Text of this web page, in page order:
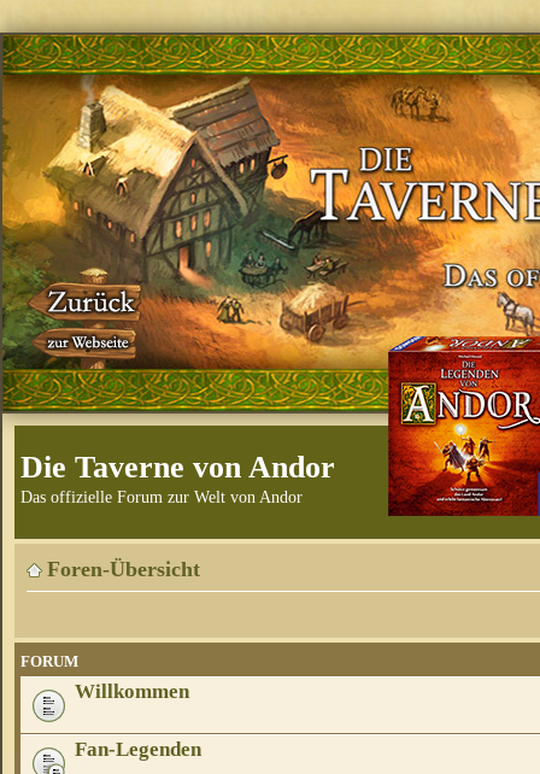
Die Taverne von Andor
Das offizielle Forum zur Welt von Andor
Foren-Übersicht
FORUM
Willkommen
Fan-Legenden